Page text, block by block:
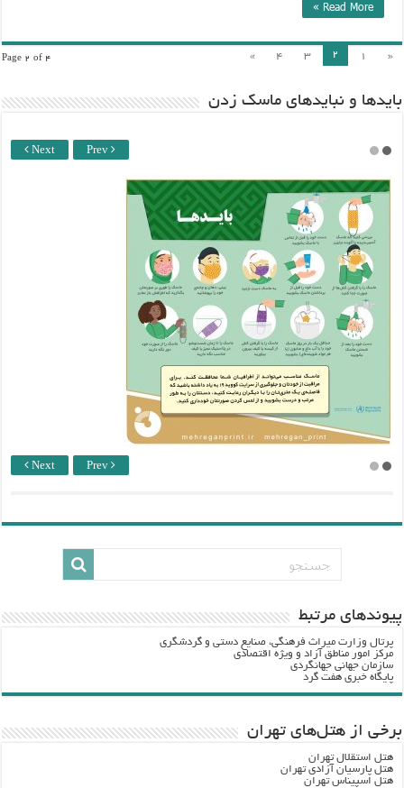
Read More »
Page 2 of 4 « ۱ ۲ ۳ ۴ »
باید‌ها و نبایدهای ماسک زدن
Next Prev
Next Prev
پيوندهاي مرتبط
پرتال وزارت ميراث فرهنگي، صنایع دستی و گردشگري
مرکز امور مناطق آزاد و ویژه اقتصادی
سازمان جهانی جهانگردی
پایگاه خبری هفت گرد
برخی از هتل‌های تهران
هتل استقلال تهران
هتل پارسیان آزادی تهران
هتل اسپیناس تهران